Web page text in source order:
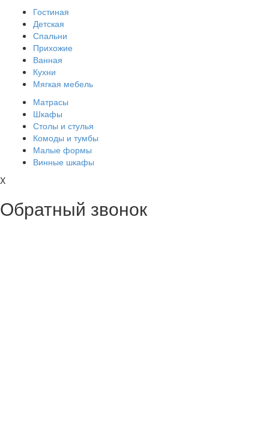
Гостиная
Детская
Спальни
Прихожие
Ванная
Кухни
Мягкая мебель
Матрасы
Шкафы
Столы и стулья
Комоды и тумбы
Малые формы
Винные шкафы
X
Обратный звонок